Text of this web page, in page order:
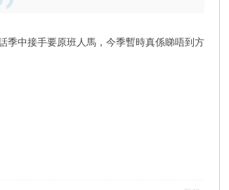
季中接手要原班人馬，今季暫時真係睇唔到方